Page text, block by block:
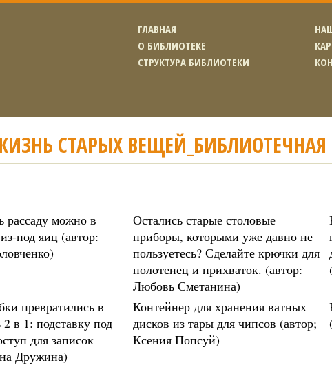
ГЛАВНАЯ
О БИБЛИОТЕКЕ
СТРУКТУРА БИБЛИОТЕКИ
СТАРЫХ
рассаду можно в
под яиц (автор:
Остались старые столовые
приборы, которыми уже давно не
пользуетесь? Сделайте крючки для
полотенец и прихваток. (автор:
Любовь Сметанина)
превратились в
в 1: подставку под
для записок
Дружина)
Контейнер для хранения ватных
дисков из тары для чипсов (автор;
Ксения Попсуй)